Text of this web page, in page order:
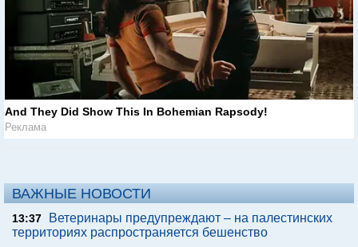
And They Did Show This In Bohemian Rapsody!
Реклама
ВАЖНЫЕ НОВОСТИ
13:37
Ветеринары предупреждают – на палестинских
территориях распространяется бешенство